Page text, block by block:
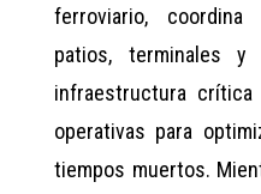
ferroviario,
patios, terminales y
infraestructura
operativas para
tiempos muertos.